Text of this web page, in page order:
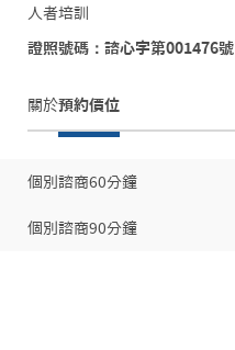
人者培訓
證照號碼：諮心字第001476號
關於預約價位
個別諮商60分鐘
個別諮商90分鐘